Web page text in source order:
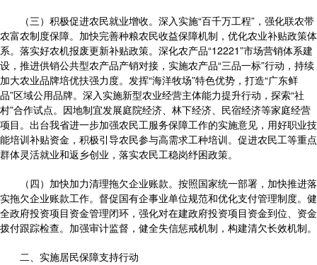
（三）积极促进农民就业增收。深入实施“百千万工程”，强化联农带
农富农制度保障。加快完善种粮农民收益保障机制，优化农业补贴政策体
系。落实好农机报废更新补贴政策。深化农产品“12221”市场营销体系建
设，推进供销公共型农产品产销对接，实施农产品“三品一标”行动，持续
加大农业品牌培优扶强力度。发挥“海洋牧场”特色优势，打造“广东鲜
品”区域公用品牌。深入实施新型农业经营主体能力提升行动，探索“社
村”合作试点。因地制宜发展庭院经济、林下经济、民宿经济等家庭经营
项目。出台我省进一步加强农民工服务保障工作的实施意见，用好职业技
能培训补贴资金，积极引导农民参与高需求工种培训。促进农民工等重点
群体灵活就业和返乡创业，落实农民工稳岗纾困政策。
（四）加快加力清理拖欠企业账款。按照国家统一部署，加快推进落
实拖欠企业账款工作。督促国有企事业单位规范和优化支付管理制度。健
全政府投资项目资金管理闭环，强化对在建政府投资项目资金到位、资金
拨付跟踪检查。加强审计监督，健全失信惩戒机制，构建清欠长效机制。
二、实施居民保障支持行动